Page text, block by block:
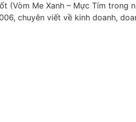
Me Xanh – Mực Tím trong
chuyên viết về kinh doanh,